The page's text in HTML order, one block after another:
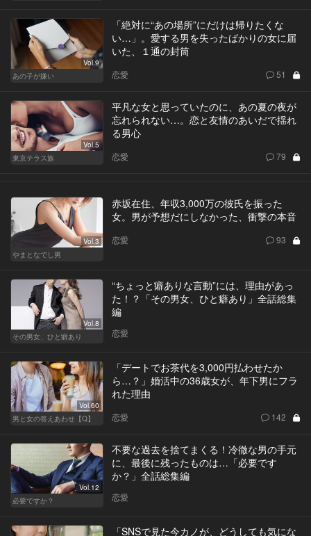
Vol.9
あの子が嫌い
「絶対に“あの場所”にだけは帰りたくな
い…」。愛する男を失ったばかりの女に届
いた、１通の封筒
恋愛 51
Vol.5
東京テラス族
平凡な女と思っていたのに、あの夏の夜が
忘れられない…。恋と友情のあいだで揺れ
る男心
恋愛 79
Vol.3
やまとなでし男
赤坂在住、年収3,000万の彼氏を振った
女。男が予想だにしなかった、衝撃の本音
恋愛 93
Vol.8
その男女、ひと癖あり
“ちょっと癖ありな言動”には、理由があっ
た！？「その男女、ひと癖あり」全話総集
編
恋愛
Vol.60
男と女の答えあわせ【Q】
「デートでお茶代を3,000円払わせたか
ら…？」婚活中の36歳女が、年下男にフラ
れた理由
恋愛 142
Vol.12
必要ですか？
不要な過去を捨てまくる！冷徹な男の手元
に、最後に残ったものは…「必要です
か？」全話総集編
恋愛
「SNSで見た今カノが、どうしても気にな